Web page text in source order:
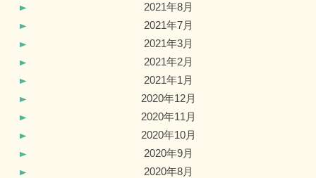
2021年8月
2021年7月
2021年3月
2021年2月
2021年1月
2020年12月
2020年11月
2020年10月
2020年9月
2020年8月